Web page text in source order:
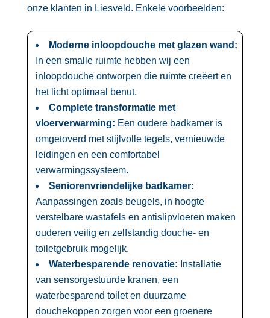
onze klanten in Liesveld.​ Enkele voorbeelden:
Moderne inloopdouche met glazen wand:
In een smalle ruimte hebben wij een
inloopdouche ontworpen die ruimte creëert en
het licht optimaal benut.​
Complete transformatie met
vloerverwarming: Een oudere badkamer is
omgetoverd met stijlvolle tegels, vernieuwde
leidingen en een comfortabel
verwarmingssysteem.​
Seniorenvriendelijke badkamer:
Aanpassingen zoals beugels, in hoogte
verstelbare wastafels en antislipvloeren maken
ouderen veilig en zelfstandig douche- en
toiletgebruik mogelijk.​
Waterbesparende renovatie: Installatie
van sensorgestuurde kranen, een
waterbesparend toilet en duurzame
douchekoppen zorgen voor een groenere